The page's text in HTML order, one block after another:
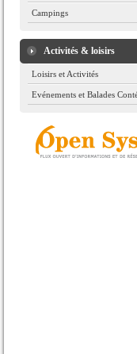
Campings
Activités & loisirs
Loisirs et Activités
Evénements et Balades